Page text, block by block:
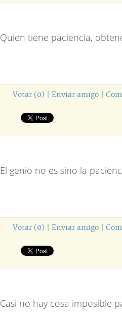
Quien tiene paciencia,
Votar (0) Enviar amigo
El genio no es sino la
Votar (0) Enviar amigo
Casi no hay cosa imposible